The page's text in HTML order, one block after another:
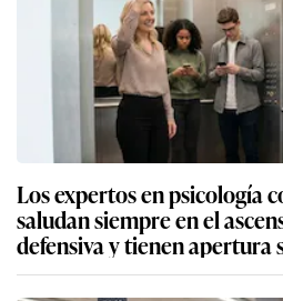
Los expertos en psicología
saludan siempre en el
defensiva y tienen apertura